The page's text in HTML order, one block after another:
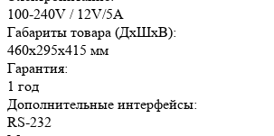
100-240V / 12V/5A
Габариты товара (ДxШxВ):
460x295x415 мм
Гарантия:
1 год
Дополнительные интерфейсы:
RS-232